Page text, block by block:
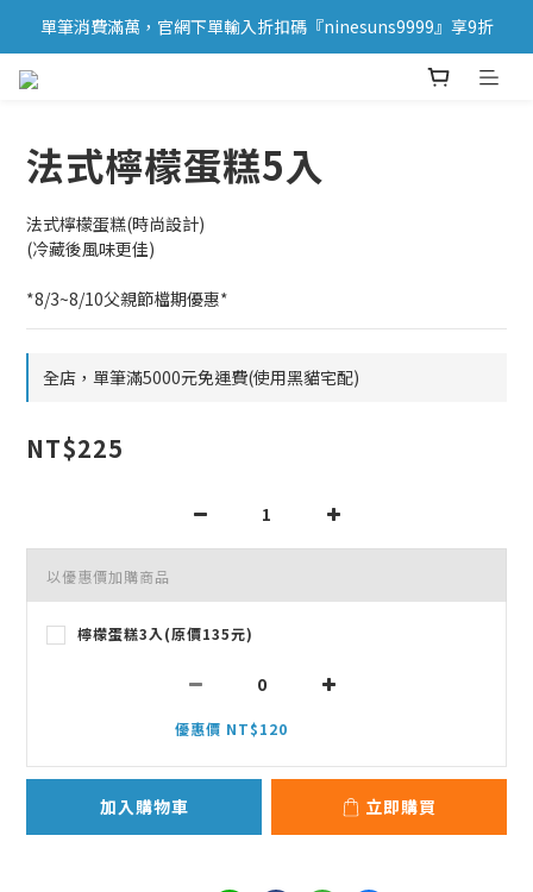
單筆消費滿萬，官網下單輸入折扣碼『ninesuns9999』享9折
法式檸檬蛋糕5入
法式檸檬蛋糕(時尚設計)
(冷藏後風味更佳)
*8/3~8/10父親節檔期優惠*
全店，單筆滿5000元免運費(使用黑貓宅配)
NT$225
以優惠價加購商品
檸檬蛋糕3入(原價135元)
優惠價 NT$120
加入購物車 立即購買